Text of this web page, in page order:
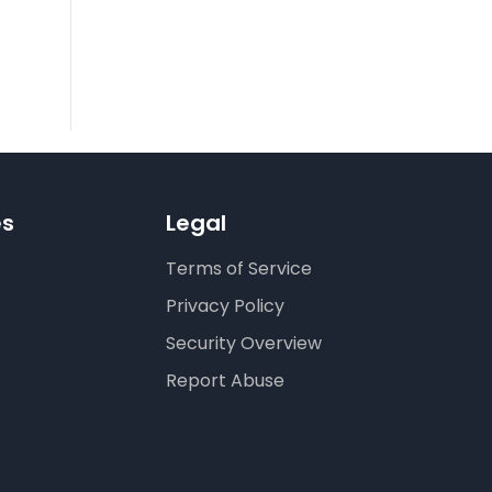
Legal
Terms of Service
Privacy Policy
Security Overview
Report Abuse